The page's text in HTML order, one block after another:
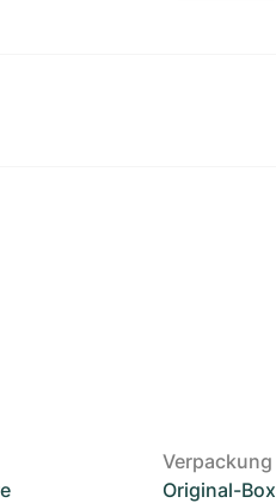
Verpackung
Original-Box